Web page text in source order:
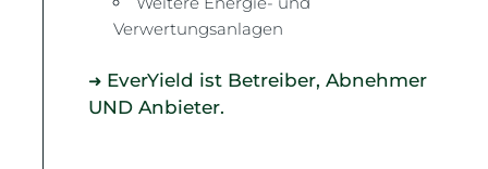
Verwertungsanlagen
➜ EverYield ist Betreiber, Abnehmer
UND Anbieter.